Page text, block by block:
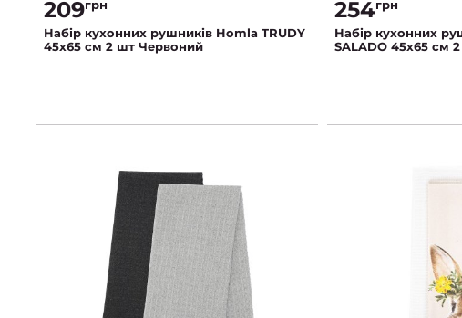
209грн
Набір кухонних рушників Homla TRUDY
45x65 см 2 шт Червоний
254грн
Набір кухонних
SALADO 45x65 см